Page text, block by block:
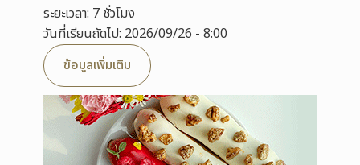
ระยะเวลา: 7 ชั่วโมง
วันที่เรียนถัดไป: 2026/09/26 - 8:00
ข้อมูลเพิ่มเติม